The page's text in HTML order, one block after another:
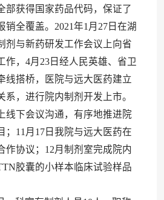
部获得国家药品代码，保证了
销全覆盖。2021年1月27日在湖
剂与新药研发工作会议上向省
作，4月23日经人民英雄、省卫
线搭桥，医院与远大医药建立
系，进行院内制剂开发上市。
线下会议沟通，有序地推进院
；11月17日我院与远大医药在
作协议；12月制剂室完成院内
胶囊的小样本临床试验样品